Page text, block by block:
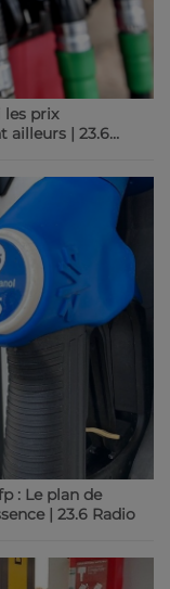
les prix
ailleurs | 23.6
: Le plan de
| 23.6 Radio